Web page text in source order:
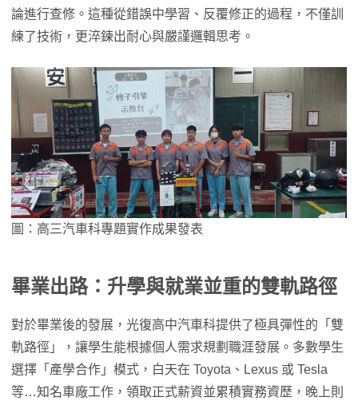
論進行查修。這種從錯誤中學習、反覆修正的過程，不僅訓
練了技術，更淬鍊出耐心與嚴謹邏輯思考。
圖：高三汽車科專題實作成果發表
畢業出路：升學與就業並重的雙軌路徑
對於畢業後的發展，光復高中汽車科提供了極具彈性的「雙
軌路徑」，讓學生能根據個人需求規劃職涯發展。多數學生
選擇「產學合作」模式，白天在 Toyota、Lexus 或 Tesla
等…知名車廠工作，領取正式薪資並累積實務資歷，晚上則